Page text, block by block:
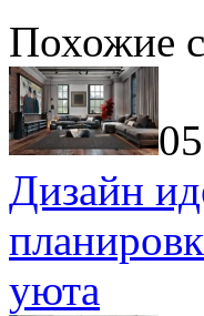
Похожие
Дизайн
уюта